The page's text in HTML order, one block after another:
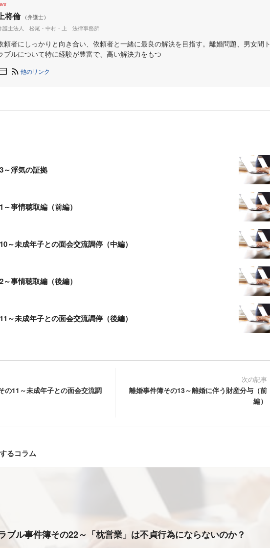
将倫
（弁護士）
護士法人 松尾・中村・上 法律事務所
頼者にしっかりと向き合い、依頼者と一緒に最良の解決を目指す。離婚問題、男女間ト
ブルについて特に経験が豊富で、高い解決力をもつ
他のリンク
～浮気の証拠
事情聴取編（前編）
～未成年子との面会交流調停（中編）
事情聴取編（後編）
～未成年子との面会交流調停（後編）
の11～未成年子との面会交流調
次の記事
離婚事件簿その13～離婚に伴う財産分与（前
編）
るコラム
ブル事件簿その22～「枕営業」は不貞行為にならないのか？